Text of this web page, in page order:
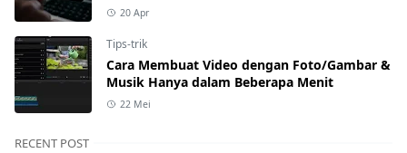
20 Apr
Tips-trik
Cara Membuat Video dengan Foto/Gambar &
Musik Hanya dalam Beberapa Menit
22 Mei
RECENT POST